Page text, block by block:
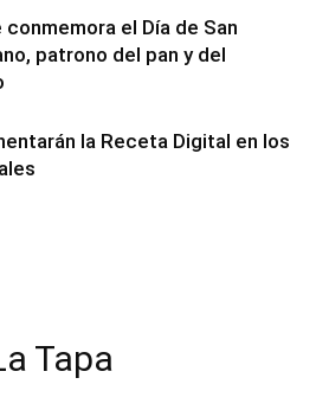
conmemora el Día de San
patrono del pan y del
la Receta Digital en los
Tapa